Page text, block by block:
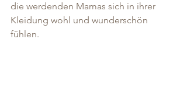
die werdenden Mamas sich in ihrer
Kleidung wohl und wunderschön
fühlen.